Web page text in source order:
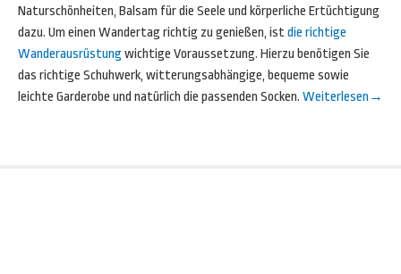
Naturschönheiten, Balsam für die Seele und körperliche Ertüchtigung
dazu. Um einen Wandertag richtig zu genießen, istdie richtige
Wanderausrüstungwichtige Voraussetzung. Hierzu benötigen Sie
das richtige Schuhwerk, witterungsabhängige, bequeme sowie
leichte Garderobe und natürlich die passenden Socken. Weiterlesen →